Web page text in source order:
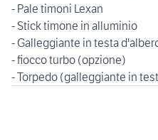
- Pale timoni Lexan
- Stick timone in alluminio
- Galleggiante in testa
- fiocco turbo (opzione)
- Torpedo (galleggiante in